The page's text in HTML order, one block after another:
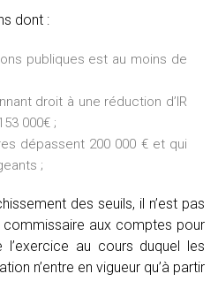
dont :
publiques est au moins de
droit à une réduction d’IR
000€ ;
dépassent 200 000 € et qui
;
des seuils, il n’est pas
aux comptes pour
au cours duquel les
n’entre en vigueur qu’à partir